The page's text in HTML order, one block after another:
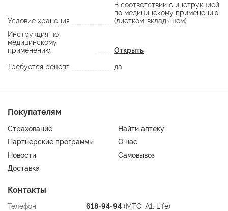
Условие хранения
В соответствии с инструкцией
по медицинскому применению
(листком-вкладышем)
Инструкция по
медицинскому
применению
Открыть
Требуется рецепт
да
Покупателям
Страхование
Найти аптеку
Партнерские программы
О нас
Новости
Самовывоз
Доставка
Контакты
Телефон 618-94-94 (МТС, A1, Life)